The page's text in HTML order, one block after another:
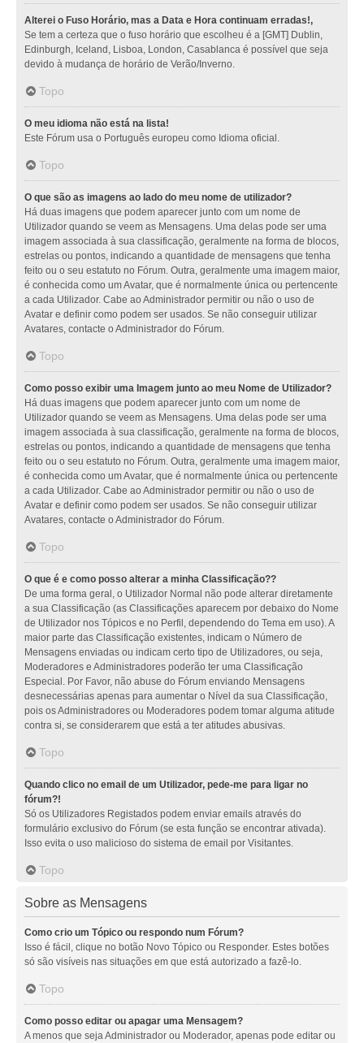
Alterei o Fuso Horário, mas a Data e Hora continuam erradas!,
Se tem a certeza que o fuso horário que escolheu é a [GMT] Dublin,
Edinburgh, Iceland, Lisboa, London, Casablanca é possível que seja
devido à mudança de horário de Verão/Inverno.
Topo
O meu idioma não está na lista!
Este Fórum usa o Português europeu como Idioma oficial.
Topo
O que são as imagens ao lado do meu nome de utilizador?
Há duas imagens que podem aparecer junto com um nome de
Utilizador quando se veem as Mensagens. Uma delas pode ser uma
imagem associada à sua classificação, geralmente na forma de blocos,
estrelas ou pontos, indicando a quantidade de mensagens que tenha
feito ou o seu estatuto no Fórum. Outra, geralmente uma imagem maior,
é conhecida como um Avatar, que é normalmente única ou pertencente
a cada Utilizador. Cabe ao Administrador permitir ou não o uso de
Avatar e definir como podem ser usados. Se não conseguir utilizar
Avatares, contacte o Administrador do Fórum.
Topo
Como posso exibir uma Imagem junto ao meu Nome de Utilizador?
Há duas imagens que podem aparecer junto com um nome de
Utilizador quando se veem as Mensagens. Uma delas pode ser uma
imagem associada à sua classificação, geralmente na forma de blocos,
estrelas ou pontos, indicando a quantidade de mensagens que tenha
feito ou o seu estatuto no Fórum. Outra, geralmente uma imagem maior,
é conhecida como um Avatar, que é normalmente única ou pertencente
a cada Utilizador. Cabe ao Administrador permitir ou não o uso de
Avatar e definir como podem ser usados. Se não conseguir utilizar
Avatares, contacte o Administrador do Fórum.
Topo
O que é e como posso alterar a minha Classificação??
De uma forma geral, o Utilizador Normal não pode alterar diretamente
a sua Classificação (as Classificações aparecem por debaixo do Nome
de Utilizador nos Tópicos e no Perfil, dependendo do Tema em uso). A
maior parte das Classificação existentes, indicam o Número de
Mensagens enviadas ou indicam certo tipo de Utilizadores, ou seja,
Moderadores e Administradores poderão ter uma Classificação
Especial. Por Favor, não abuse do Fórum enviando Mensagens
desnecessárias apenas para aumentar o Nível da sua Classificação,
pois os Administradores ou Moderadores podem tomar alguma atitude
contra si, se considerarem que está a ter atitudes abusivas.
Topo
Quando clico no email de um Utilizador, pede-me para ligar no
fórum?!
Só os Utilizadores Registados podem enviar emails através do
formulário exclusivo do Fórum (se esta função se encontrar ativada).
Isso evita o uso malicioso do sistema de email por Visitantes.
Topo
Sobre as Mensagens
Como crio um Tópico ou respondo num Fórum?
Isso é fácil, clique no botão Novo Tópico ou Responder. Estes botões
só são visíveis nas situações em que está autorizado a fazê-lo.
Topo
Como posso editar ou apagar uma Mensagem?
A menos que seja Administrador ou Moderador, apenas pode editar ou